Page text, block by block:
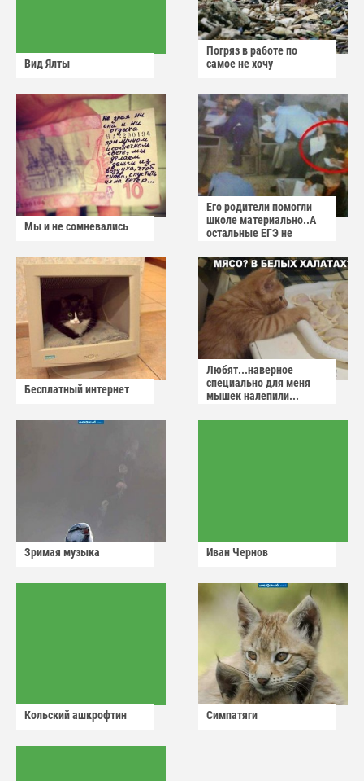
Вид Ялты
Погряз в работе по
самое не хочу
Мы и не сомневались
Его родители помогли
школе материально..А
остальные ЕГЭ не
Бесплатный интернет
Любят...наверное
специально для меня
мышек налепили...
Зримая музыка Иван Чернов
Кольский ашкрофтин Симпатяги